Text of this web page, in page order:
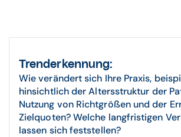
Trenderkennung:
Wie verändert sich Ihre Praxis,
hinsichtlich der Altersstruktur der
Nutzung von Richtgrößen und der
Zielquoten? Welche langfristigen
lassen sich feststellen?